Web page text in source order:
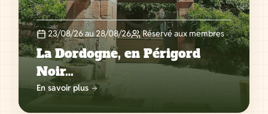
23/08/26 au 28/08/26 Réservé aux membres
La Dordogne, en Périgord
Noir…
En savoir plus